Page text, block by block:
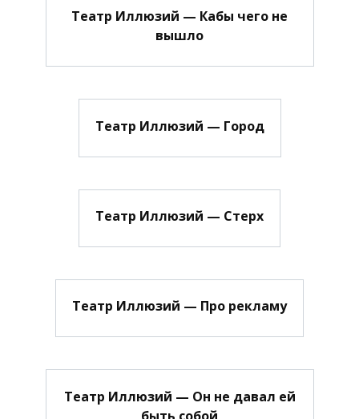
Театр Иллюзий — Кабы чего не
вышло
Театр Иллюзий — Город
Театр Иллюзий — Стерх
Театр Иллюзий — Про рекламу
Театр Иллюзий — Он не давал ей
быть собой